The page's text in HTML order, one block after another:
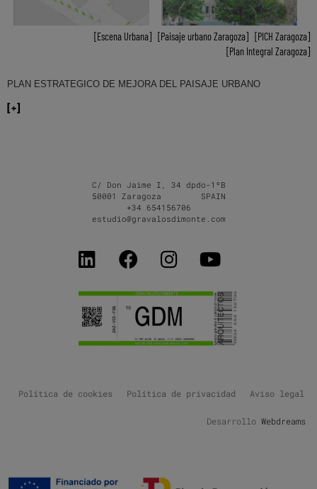
PLAN ESTRATEGICO DE MEJORA DEL PAISAJE URBANO
[+]
Escena Urbana Paisaje urbano Zaragoza
PICH Zaragoza
Plan Integral Zaragoza
C/ Don Jaime I, 34 dpdo-1ºB
50001 Zaragoza SPAIN
+34 654156706
estudio@gravalosdimonte.com
Política de cookies Política de privacidad Aviso legal
Desarrollo Webdreams